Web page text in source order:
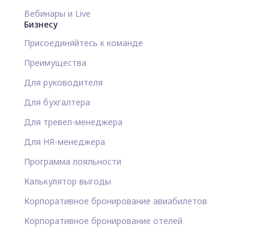
Вебинары и Live
Бизнесу
Присоединяйтесь к команде
Преимущества
Для руководителя
Для бухгалтера
Для тревел-менеджера
Для HR-менеджера
Программа лояльности
Калькулятор выгоды
Корпоративное бронирование авиабилетов
Корпоративное бронирование отелей